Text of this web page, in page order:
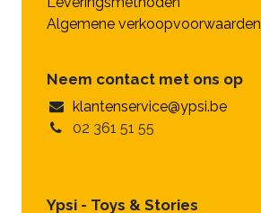
Algemene verkoopvoorwaarden
Neem contact met ons op
klantenservice@ypsi.be
02 361 51 55
Ypsi - Toys & Stories